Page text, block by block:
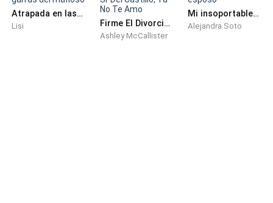
Atrapada en las garras del mafioso
Lisi Firme El Divorcio Sr Del Castillo, Ya No Te Amo
Ashley McCallister
Mi insoportable esposo
Alejandra Soto